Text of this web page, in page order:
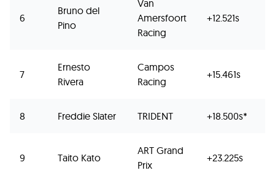
6
Bruno del
Pino
Van
Amersfoort
Racing
+12.521s
7
Ernesto
Rivera
Campos
Racing
+15.461s
8 Freddie Slater TRIDENT +18.500s*
9 Taito Kato
ART Grand
Prix
+23.225s